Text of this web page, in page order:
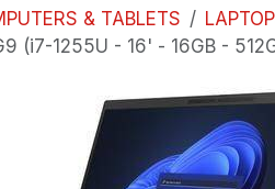
& TABLETS
(i7-1255U - 16' - 16GB -